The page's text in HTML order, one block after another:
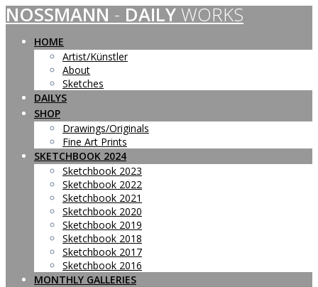
Skip
to
content
NOSSMANN - DAILY WORKS
HOME
Artist/Künstler
About
Sketches
DAILYS
SHOP
Drawings/Originals
Fine Art Prints
SKETCHBOOK 2024
Sketchbook 2023
Sketchbook 2022
Sketchbook 2021
Sketchbook 2020
Sketchbook 2019
Sketchbook 2018
Sketchbook 2017
Sketchbook 2016
MONTHLY GALLERIES